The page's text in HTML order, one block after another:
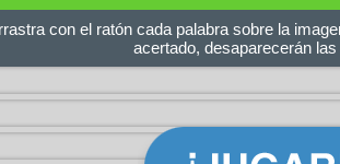
con el ratón cada palabra sobre la
acertado, desaparecerán las